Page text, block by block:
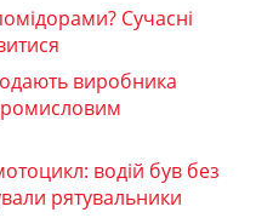
Сучасні
виробника
водій був без
рятувальники